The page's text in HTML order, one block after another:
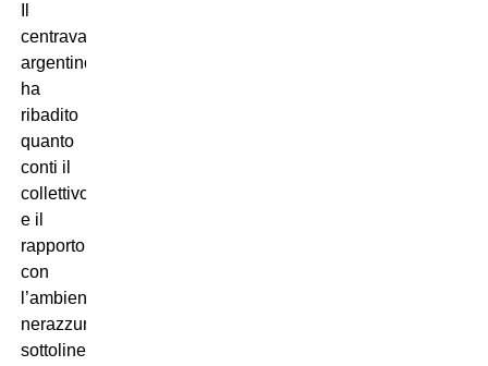
centravanti
argentino
ha
ribadito
quanto
conti il
collettivo
e il
rapporto
con
l’ambiente
nerazzurro,
sottolineando